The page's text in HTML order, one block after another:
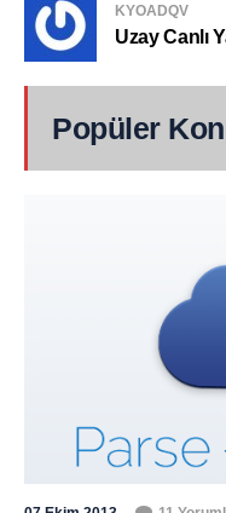
KYOADQV
Uzay Canlı
Popüler